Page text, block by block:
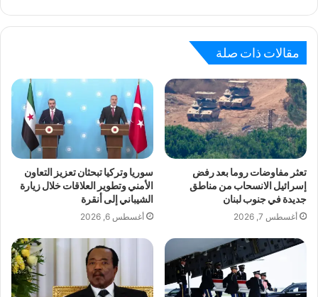
مقالات ذات صلة
تعثر مفاوضات روما بعد رفض
إسرائيل الانسحاب من مناطق
جديدة في جنوب لبنان
أغسطس 7, 2026
سوريا وتركيا تبحثان تعزيز التعاون
الأمني وتطوير العلاقات خلال زيارة
الشيباني إلى أنقرة
أغسطس 6, 2026